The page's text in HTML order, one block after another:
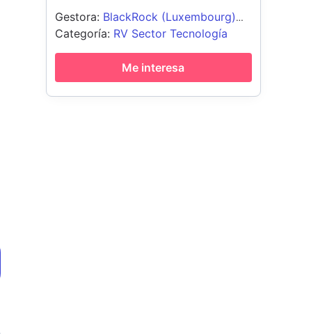
Gestora: BlackRock (Luxembourg)
SA
Categoría: RV Sector Tecnología
Me interesa